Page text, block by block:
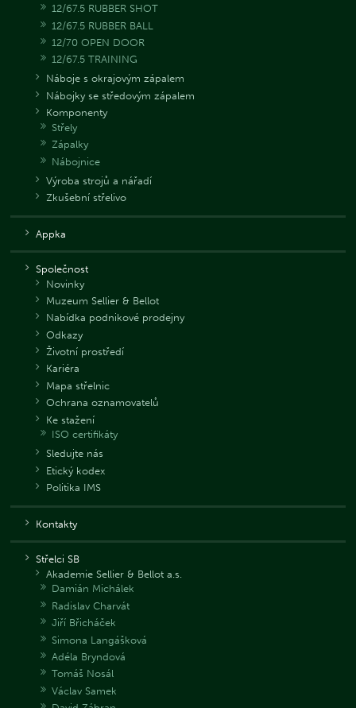
12/67.5 RUBBER SHOT
12/67.5 RUBBER BALL
12/70 OPEN DOOR
12/67.5 TRAINING
Náboje s okrajovým zápalem
Nábojky se středovým zápalem
Komponenty
Střely
Zápalky
Nábojnice
Výroba strojů a nářadí
Zkušební střelivo
Appka
Společnost
Novinky
Muzeum Sellier & Bellot
Nabídka podnikové prodejny
Odkazy
Životní prostředí
Kariéra
Mapa střelnic
Ochrana oznamovatelů
Ke stažení
ISO certifikáty
Sledujte nás
Etický kodex
Politika IMS
Kontakty
Střelci SB
Akademie Sellier & Bellot a.s.
Damián Michálek
Radislav Charvát
Jiří Břicháček
Simona Langášková
Adéla Bryndová
Tomáš Nosál
Václav Samek